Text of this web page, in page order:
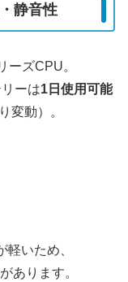
静音性
ーズCPU。
ーは1日使用可能
変動）。
いため、
あります。